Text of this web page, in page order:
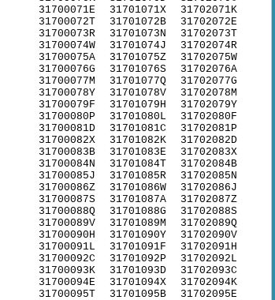
31700071E
31700072T
31700073R
31700074W
31700075A
31700076G
31700077M
31700078Y
31700079F
31700080P
31700081D
31700082X
31700083B
31700084N
31700085J
31700086Z
31700087S
31700088Q
31700089V
31700090H
31700091L
31700092C
31700093K
31700094E
31700095T
31701071X
31701072B
31701073N
31701074J
31701075Z
31701076S
31701077Q
31701078V
31701079H
31701080L
31701081C
31701082K
31701083E
31701084T
31701085R
31701086W
31701087A
31701088G
31701089M
31701090Y
31701091F
31701092P
31701093D
31701094X
31701095B
31702071K
31702072E
31702073T
31702074R
31702075W
31702076A
31702077G
31702078M
31702079Y
31702080F
31702081P
31702082D
31702083X
31702084B
31702085N
31702086J
31702087Z
31702088S
31702089Q
31702090V
31702091H
31702092L
31702093C
31702094K
31702095E